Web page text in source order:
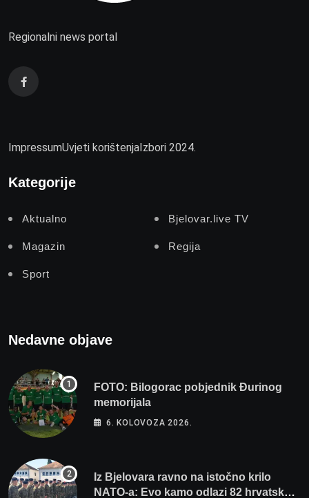
Regionalni news portal
ImpressumUvjeti korištenja Izbori 2024.
Kategorije
Aktualno Bjelovar.live TV
Magazin Regija
Sport
Nedavne objave
FOTO: Bilogorac pobjednik Đurinog
memorijala
6. KOLOVOZA 2026.
Iz Bjelovara ravno na istočno krilo
NATO-a: Evo kamo odlazi 82 hrvatska